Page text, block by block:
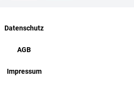
Datenschutz
AGB
Impressum